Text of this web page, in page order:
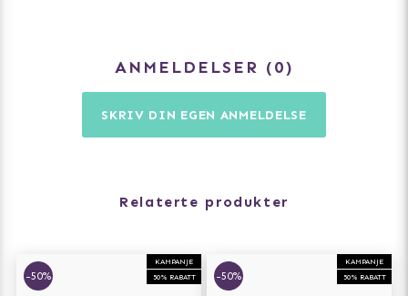
ANMELDELSER 0
SKRIV DIN EGEN ANMELDELSE
Relaterte produkter
KAMPANJE
50% RABATT
-50%
KAMPANJE
50% RABATT
-50%